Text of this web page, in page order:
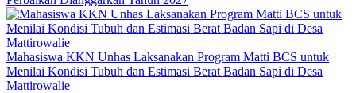
Mahasiswa KKN Unhas Laksanakan Program Matti BCS untuk
Menilai Kondisi Tubuh dan Estimasi Berat Badan Sapi di Desa
Mattirowalie